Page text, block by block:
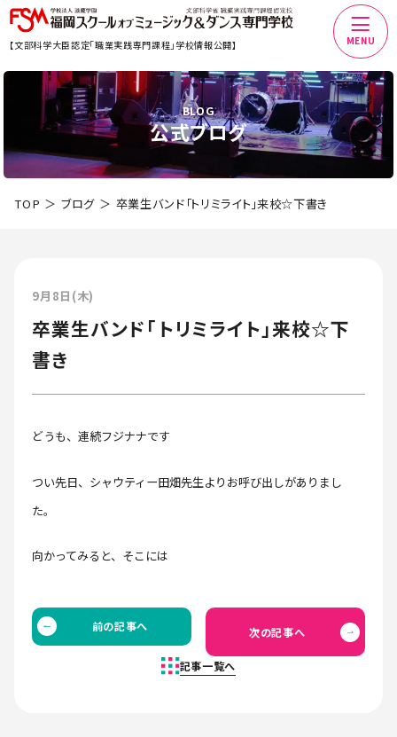
【文部科学大臣認定「職業実践専門課程」学校情報公開】 MENU
BLOG
公式ブログ
TOP ブログ 卒業生バンド「トリミライト」来校☆下書き
9月8日(木)
卒業生バンド「トリミライト」来校☆下
書き
どうも、連続フジナナです
つい先日、シャウティー田畑先生よりお呼び出しがありまし
た。
向かってみると、そこには
前の記事へ
記事一覧へ
次の記事へ